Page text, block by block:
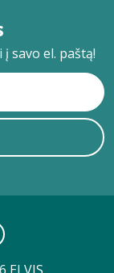
savo el. paštą!